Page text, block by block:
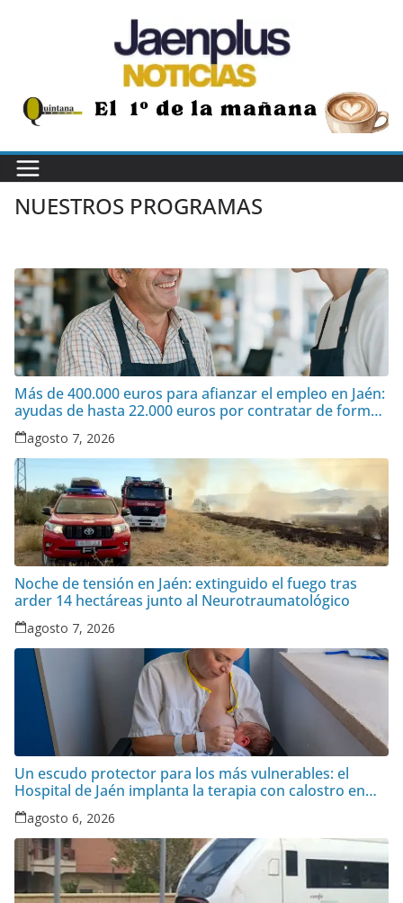
NUESTROS PROGRAMAS
Más de 400.000 euros para afianzar el empleo en Jaén:
ayudas de hasta 22.000 euros por contratar de forma
indefinida
agosto 7, 2026
Noche de tensión en Jaén: extinguido el fuego tras
arder 14 hectáreas junto al Neurotraumatológico
agosto 7, 2026
Un escudo protector para los más vulnerables: el
Hospital de Jaén implanta la terapia con calostro en
bebés prematuros
agosto 6, 2026